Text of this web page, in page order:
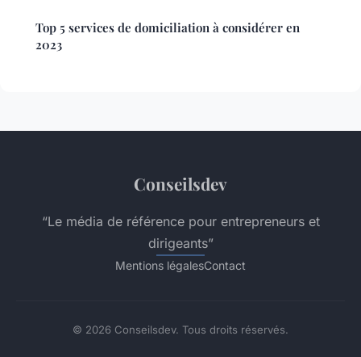
Top 5 services de domiciliation à considérer en
2023
Conseilsdev
“Le média de référence pour entrepreneurs et
dirigeants”
Mentions légalesContact
© 2026 Conseilsdev. Tous droits réservés.